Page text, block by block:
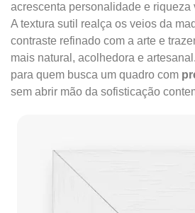
acrescenta personalidade e riqueza
A textura sutil realça os veios da
contraste refinado com a arte e
mais natural, acolhedora e
para quem busca um quadro com
sem abrir mão da sofisticação